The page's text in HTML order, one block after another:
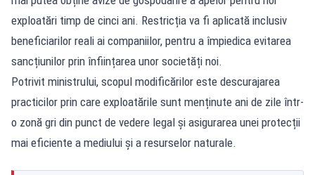
exploatări timp de cinci ani. Restricția va fi aplicată inclusiv
beneficiarilor reali ai companiilor, pentru a împiedica evitarea
sancțiunilor prin înființarea unor societăți noi.
Potrivit ministrului, scopul modificărilor este descurajarea
practicilor prin care exploatările sunt menținute ani de zile într-
o zonă gri din punct de vedere legal și asigurarea unei protecții
mai eficiente a mediului și a resurselor naturale.